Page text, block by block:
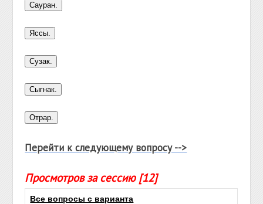
Перейти к следующему вопросу -->
Просмотров за сессию [12]
Все вопросы с варианта